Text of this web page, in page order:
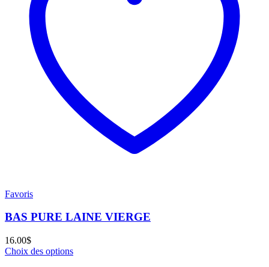
Favoris
BAS PURE LAINE VIERGE
16.00$
Choix des options